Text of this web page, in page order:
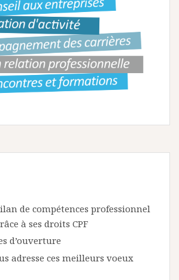
de compétences professionnel
à ses droits CPF
d’ouverture
adresse ces meilleurs voeux